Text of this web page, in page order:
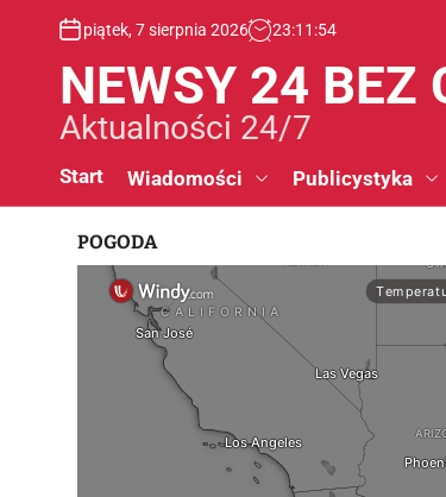
piątek, 7 sierpnia 2026 23:11 :55
NEWSY 24 BEZ
Aktualności 24/7
Start Wiadomości Publicystyka
POGODA